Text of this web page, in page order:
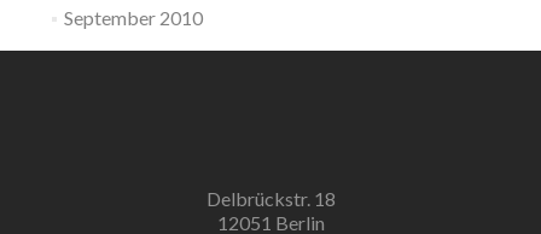
September 2010
Delbrückstr. 18
12051 Berlin